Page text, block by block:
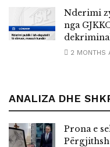
Nderimi
nga
2 MONTHS
ANALIZA DHE
Prona e